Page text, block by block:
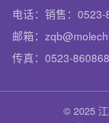
电话：销售：
邮箱：
传真：0523-
© 2025 江